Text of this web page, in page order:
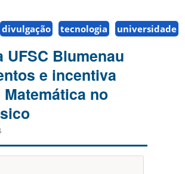
divulgação tecnologia universidade
UFSC Blumenau
e incentiva
no